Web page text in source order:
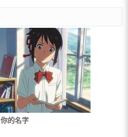
你的名字